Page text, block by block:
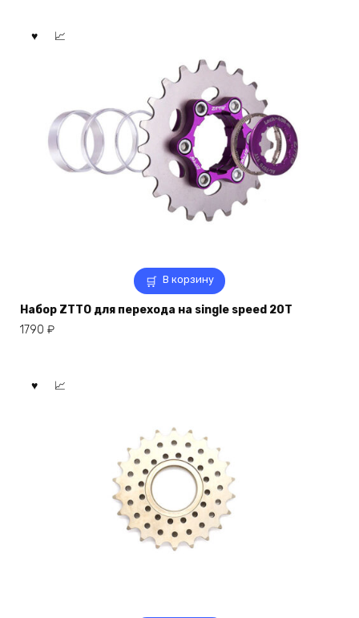
В корзину
Набор ZTTO для перехода на single speed 20T
1790 ₽